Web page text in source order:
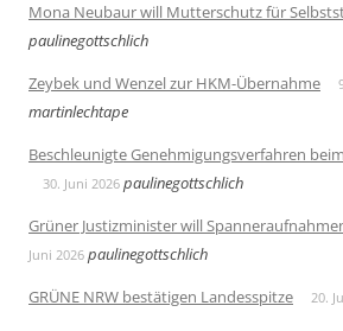
Mona Neubaur will Mutterschutz für
paulinegottschlich
Zeybek und Wenzel zur HKM-Übernahme
martinlechtape
Beschleunigte Genehmigungsverfahren
30. Juni 2026 paulinegottschlich
Grüner Justizminister will
Juni 2026 paulinegottschlich
GRÜNE NRW bestätigen Landesspitze
20.